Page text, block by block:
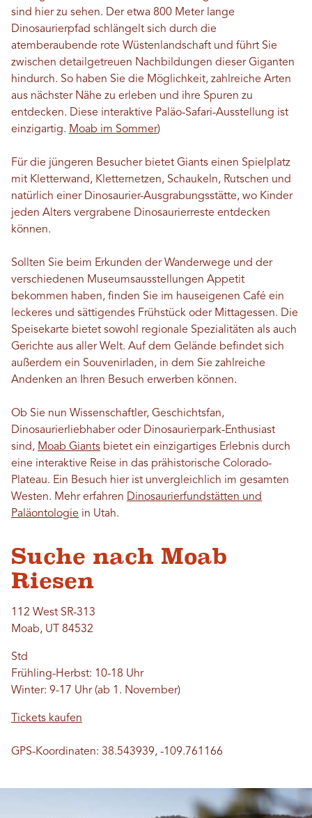
sind hier zu sehen. Der etwa 800 Meter lange
Dinosaurierpfad schlängelt sich durch die
atemberaubende rote Wüstenlandschaft und führt Sie
zwischen detailgetreuen Nachbildungen dieser Giganten
hindurch. So haben Sie die Möglichkeit, zahlreiche Arten
aus nächster Nähe zu erleben und ihre Spuren zu
entdecken. Diese interaktive Paläo-Safari-Ausstellung ist
einzigartig. Moab im Sommer)
Für die jüngeren Besucher bietet Giants einen Spielplatz
mit Kletterwand, Kletternetzen, Schaukeln, Rutschen und
natürlich einer Dinosaurier-Ausgrabungsstätte, wo Kinder
jeden Alters vergrabene Dinosaurierreste entdecken
können.
Sollten Sie beim Erkunden der Wanderwege und der
verschiedenen Museumsausstellungen Appetit
bekommen haben, finden Sie im hauseigenen Café ein
leckeres und sättigendes Frühstück oder Mittagessen. Die
Speisekarte bietet sowohl regionale Spezialitäten als auch
Gerichte aus aller Welt. Auf dem Gelände befindet sich
außerdem ein Souvenirladen, in dem Sie zahlreiche
Andenken an Ihren Besuch erwerben können.
Ob Sie nun Wissenschaftler, Geschichtsfan,
Dinosaurierliebhaber oder Dinosaurierpark-Enthusiast
sind, Moab Giants bietet ein einzigartiges Erlebnis durch
eine interaktive Reise in das prähistorische Colorado-
Plateau. Ein Besuch hier ist unvergleichlich im gesamten
Westen. Mehr erfahren Dinosaurierfundstätten und
Paläontologie in Utah.
Suche nach Moab
Riesen
112 West SR-313
Moab, UT 84532
Std
Frühling-Herbst: 10-18 Uhr
Winter: 9-17 Uhr (ab 1. November)
Tickets kaufen
GPS-Koordinaten: 38.543939, -109.761166